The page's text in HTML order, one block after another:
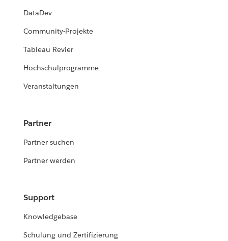
DataDev
Community-Projekte
Tableau Revier
Hochschulprogramme
Veranstaltungen
Partner
Partner suchen
Partner werden
Support
Knowledgebase
Schulung und Zertifizierung